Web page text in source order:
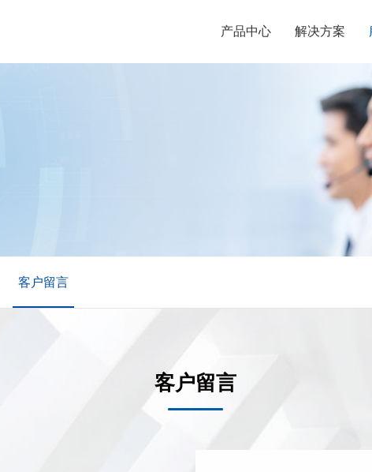
产品中心 解决方案
客户留言
客户留言